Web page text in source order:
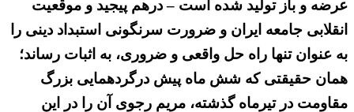
عرضه و باز تولید شده است – درهم پیجید و موقعیت
انقلابی جامعه ایران و ضرورت سرنگونی استبداد دینی را
به عنوان تنها راه حل واقعی و ضروری، به اثبات رساند؛
همان حقیقتی که شش ماه پیش درگردهمایی بزرگ
مقاومت در تیرماه گذشته، مریم رجوی آن را در این